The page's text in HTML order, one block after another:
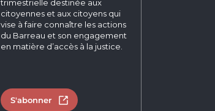
trimestrielle destinée aux
citoyennes et aux citoyens qui
vise à faire connaître les actions
du Barreau et son engagement
en matière d’accès à la justice.
S'abonner Open in new tab